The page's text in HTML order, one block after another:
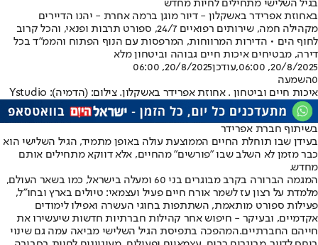
בגיל השלישי מתחילים לחיות מחדש
באחוזת אפרידר באשקלון - דיור מוגן ברמה אחרת - יהנו הדיירים
מקהילה חמה, שירותים רפואיים 24/7, ספורט תרבות ופנאי, והכל קרוב
לחוף הים • הדירות המרווחות, המרפסות עם הנוף הפתוח והממ"ד בכל
דירה, מבטיחים איכות חיים גבוהה וביטחון מלא
20/8/2025, 06:00
,עודכן20/8/2025, 06:00
0השמעה
איכות חיים וביטחון . אחוזת אפרידר באשקלון. צילום: (הדמיה): Ystudio
בשיתוף חברת אפרידר
בעידן שבו תוחלת החיים הממוצעת עולה באופן מתמיד, הגיל השלישי הוא
כבר מזמן לא השלב שבו "פורשים" מהחיים, אלא דווקא מתחילים אותם
מחדש.
המגמה הברורה בקרב מבוגרים בני 60 ומעלה בישראל, כמו בשאר העולם,
מלמדת על רצון עז לשמר אורח חיים פעיל ועצמאי: טיולים בארץ ובחו"ל,
פעילות ספורט מותאמת, השתתפות בחוגי העשרה ואפילו לימודים
אקדמיים, ובעיקר - חיפוש אחר קהילות חברתיות חדשות שיעשירו את
חייהם החברתיים.המהפכה בתפיסת הגיל השלישי מביאה עמה גם שינוי